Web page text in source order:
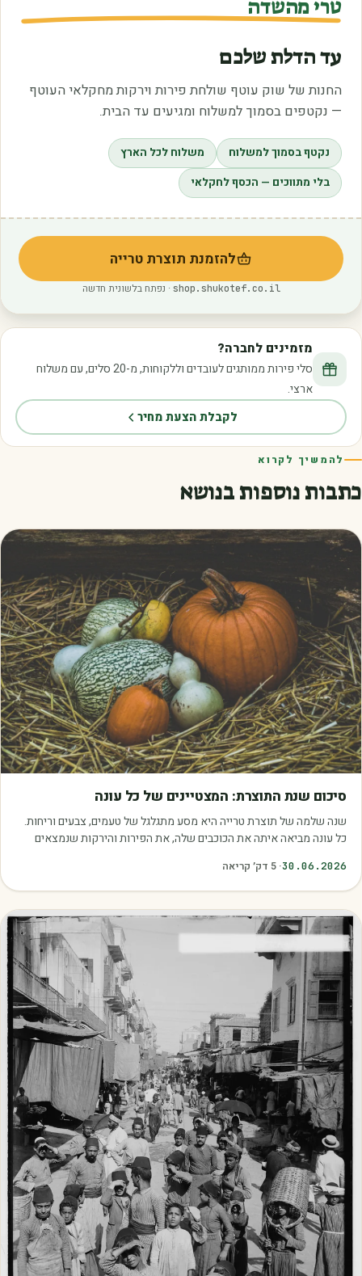
טרי מהשדה
עד הדלת שלכם
החנות של שוק עוטף שולחת פירות וירקות מחקלאי העוטף
— נקטפים בסמוך למשלוח ומגיעים עד הבית.
נקטף בסמוך למשלוח
משלוח לכל הארץ
בלי מתווכים — הכסף לחקלאי
להזמנת תוצרת טרייה
(נפתח בלשונית חדשה)
shop.shukotef.co.il · נפתח בלשונית חדשה
מזמינים לחברה?
סלי פירות ממותגים לעובדים וללקוחות, מ-20 סלים, עם משלוח
ארצי.
לקבלת הצעת מחיר
להמשיך לקרוא
כתבות נוספות בנושא
סיכום שנת התוצרת: המצטיינים של כל עונה
שנה שלמה של תוצרת טרייה היא מסע מתגלגל של טעמים, צבעים וריחות.
כל עונה מביאה איתה את הכוכבים שלה, את הפירות והירקות שנמצאים
30.06.2026
·
5 דק׳ קריאה